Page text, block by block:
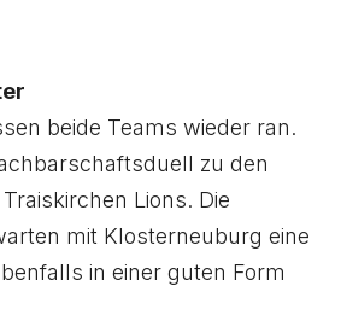
beide Teams wieder ran.
zu den
Lions. Die
mit Klosterneuburg eine
in einer guten Form